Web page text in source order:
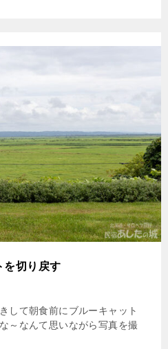
を切り戻す
して朝食前にブルーキャット
～なんて思いながら写真を撮